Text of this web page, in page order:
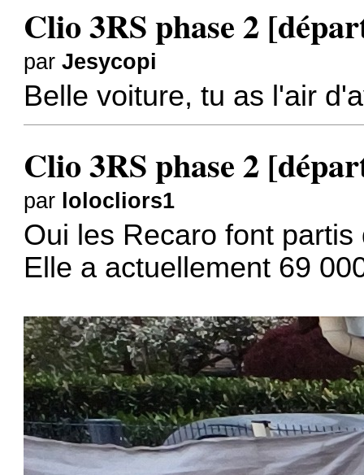
Clio 3RS phase 2
parJesycopi
Belle voiture, tu as l'air
Clio 3RS phase 2
par lolocliors1
Oui les Recaro font
Elle a actuellement 69